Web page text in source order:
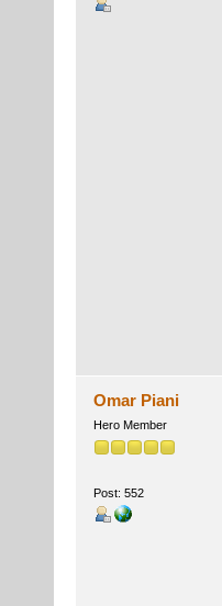
Omar Piani
Hero Member
Post: 552